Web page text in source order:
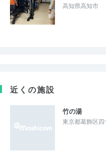
高知県高知市
近くの施設
竹の湯
東京都葛飾区四